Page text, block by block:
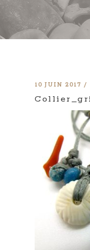
10 JUIN 2017